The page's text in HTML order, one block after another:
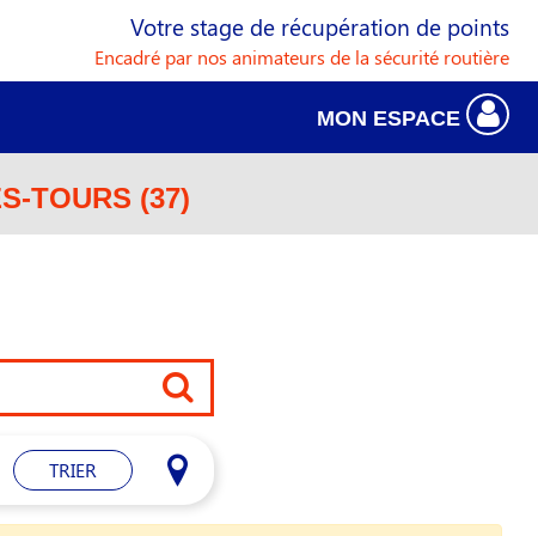
Votre stage de récupération de points
Encadré par nos animateurs de la sécurité routière
MON ESPACE
TOURS (37)
TRIER